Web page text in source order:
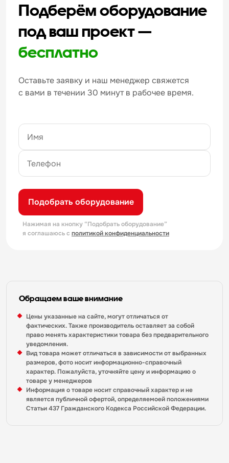
Подберём оборудование
под ваш проект —
бесплатно
Оставьте заявку и наш менеджер свяжется
с вами в течении 30 минут в рабочее время.
Подобрать оборудование
Нажимая на кнопку “Подобрать оборудование”
я соглашаюсь с политикой конфиденциальности
Обращаем ваше внимание
Цены указанные на сайте, могут отличаться от
фактических. Также производитель оставляет за собой
право менять характеристики товара без предварительного
уведомления.
Вид товара может отличаться в зависимости от выбранных
размеров, фото носит информационно-справочный
характер. Пожалуйста, уточняйте цену и информацию о
товаре у менеджеров
Информация о товаре носит справочный характер и не
является публичной офертой, определяемоей положениями
Статьи 437 Гражданского Кодекса Российской Федерации.